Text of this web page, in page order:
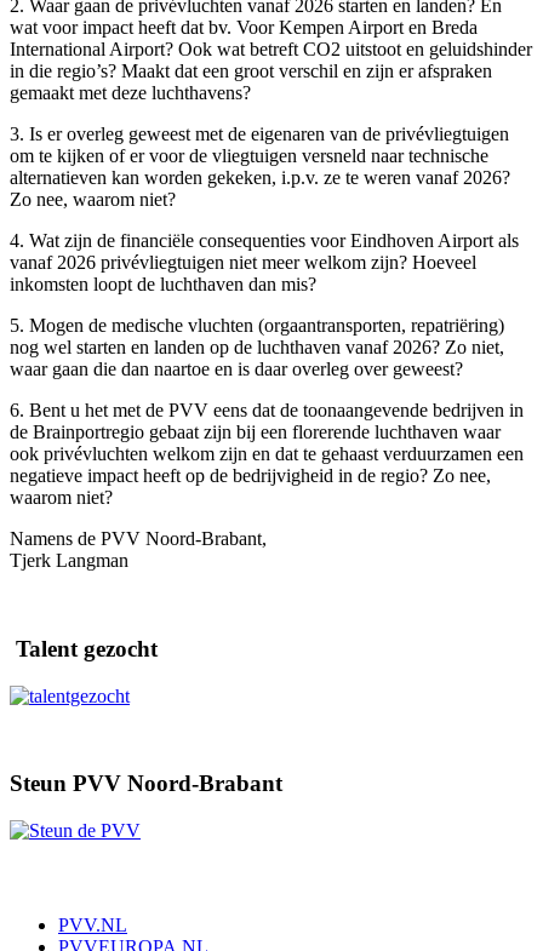
2. Waar gaan de privévluchten vanaf 2026 starten en landen? En
wat voor impact heeft dat bv. Voor Kempen Airport en Breda
International Airport? Ook wat betreft CO2 uitstoot en geluidshinder
in die regio’s? Maakt dat een groot verschil en zijn er afspraken
gemaakt met deze luchthavens?
3. Is er overleg geweest met de eigenaren van de privévliegtuigen
om te kijken of er voor de vliegtuigen versneld naar technische
alternatieven kan worden gekeken, i.p.v. ze te weren vanaf 2026?
Zo nee, waarom niet?
4. Wat zijn de financiële consequenties voor Eindhoven Airport als
vanaf 2026 privévliegtuigen niet meer welkom zijn? Hoeveel
inkomsten loopt de luchthaven dan mis?
5. Mogen de medische vluchten (orgaantransporten, repatriëring)
nog wel starten en landen op de luchthaven vanaf 2026? Zo niet,
waar gaan die dan naartoe en is daar overleg over geweest?
6. Bent u het met de PVV eens dat de toonaangevende bedrijven in
de Brainportregio gebaat zijn bij een florerende luchthaven waar
ook privévluchten welkom zijn en dat te gehaast verduurzamen een
negatieve impact heeft op de bedrijvigheid in de regio? Zo nee,
waarom niet?
Namens de PVV Noord-Brabant,
Tjerk Langman
Talent gezocht
Steun PVV Noord-Brabant
PVV.NL
PVVEUROPA.NL